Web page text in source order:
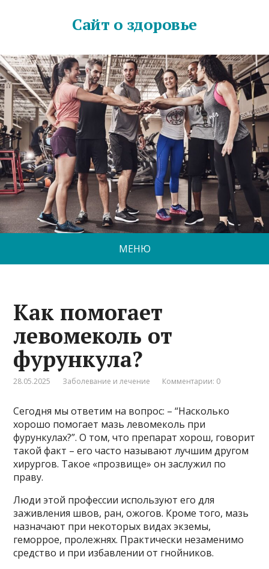
Сайт о здоровье
МЕНЮ
Как помогает
левомеколь от
фурункула?
28.05.2025 Заболевание и лечение Комментарии: 0
Сегодня мы ответим на вопрос: – “Насколько
хорошо помогает мазь левомеколь при
фурункулах?”. О том, что препарат хорош, говорит
такой факт – его часто называют лучшим другом
хирургов. Такое «прозвище» он заслужил по
праву.
Люди этой профессии используют его для
заживления швов, ран, ожогов. Кроме того, мазь
назначают при некоторых видах экземы,
геморрое, пролежнях. Практически незаменимо
средство и при избавлении от гнойников.